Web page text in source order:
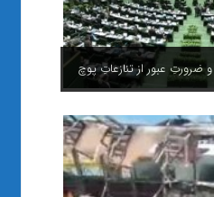
عبور از تنازعاتِ پوچ